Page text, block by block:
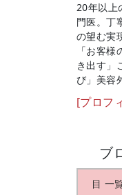
20年以上
門医。丁
の望む実
「お客
き出す」
び」美容
[プロフ
ブ
目 一